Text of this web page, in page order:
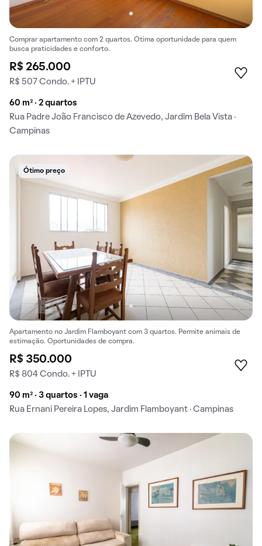
Comprar apartamento com 2 quartos. Ótima oportunidade para quem
busca praticidades e conforto.
R$ 265.000
R$ 507 Condo. + IPTU
60 m² · 2 quartos
Rua Padre João Francisco de Azevedo, Jardim Bela Vista ·
Campinas
Ótimo preço
Apartamento no Jardim Flamboyant com 3 quartos. Permite animais de
estimação. Oportunidades de compra.
R$ 350.000
R$ 804 Condo. + IPTU
90 m² · 3 quartos · 1 vaga
Rua Ernani Pereira Lopes, Jardim Flamboyant · Campinas